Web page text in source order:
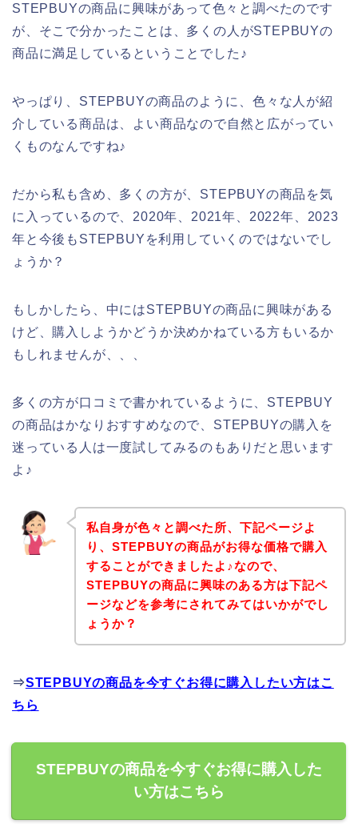
STEPBUYの商品に興味があって色々と調べたのです
が、そこで分かったことは、多くの人がSTEPBUYの
商品に満足しているということでした♪
やっぱり、STEPBUYの商品のように、色々な人が紹
介している商品は、よい商品なので自然と広がってい
くものなんですね♪
だから私も含め、多くの方が、STEPBUYの商品を気
に入っているので、2020年、2021年、2022年、2023
年と今後もSTEPBUYを利用していくのではないでし
ょうか？
もしかしたら、中にはSTEPBUYの商品に興味がある
けど、購入しようかどうか決めかねている方もいるか
もしれませんが、、、
多くの方が口コミで書かれているように、STEPBUY
の商品はかなりおすすめなので、STEPBUYの購入を
迷っている人は一度試してみるのもありだと思います
よ♪
私自身が色々と調べた所、下記ページよ
り、STEPBUYの商品がお得な価格で購入
することができましたよ♪なので、
STEPBUYの商品に興味のある方は下記ペ
ージなどを参考にされてみてはいかがでし
ょうか？
⇒STEPBUYの商品を今すぐお得に購入したい方はこ
ちら
STEPBUYの商品を今すぐお得に購入した
い方はこちら